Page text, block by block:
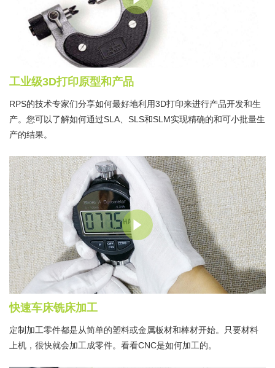
工业级3D打印原型和产品
RPS的技术专家们分享如何最好地利用3D打印来进行产品开发和生
产。您可以了解如何通过SLA、SLS和SLM实现精确的和可小批量生
产的结果。
快速车床铣床加工
定制加工零件都是从简单的塑料或金属板材和棒材开始。只要材料
上机，很快就会加工成零件。看看CNC是如何加工的。